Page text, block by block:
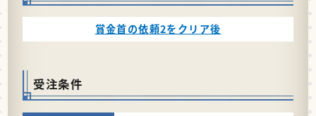
賞金首の依頼2をクリア後
受注条件